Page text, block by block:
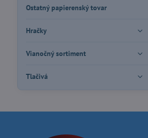
Ostatný papierenský tovar
Hračky
Vianočný sortiment
Tlačivá